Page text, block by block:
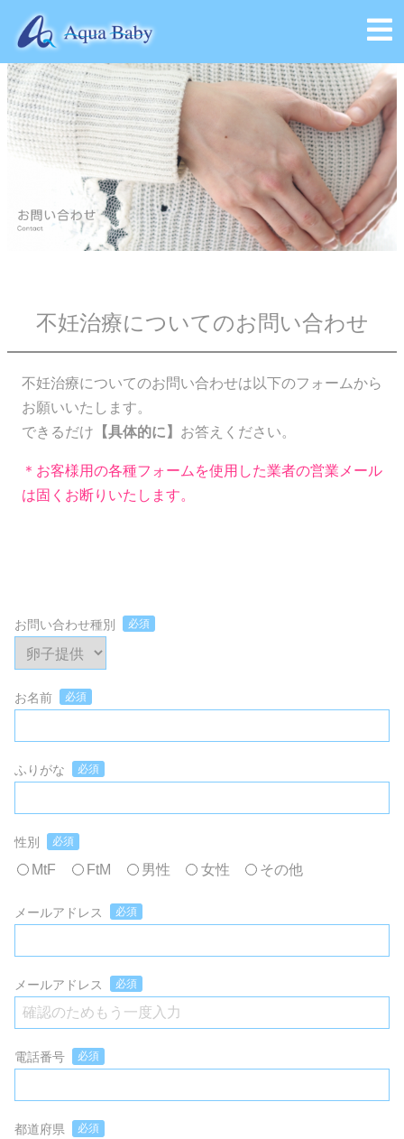
会社概要
不妊治療についてのお問い合わせ
不妊治療についてのお問い合わせは以下のフォームから
お願いいたします。
できるだけ 【具体的に】 お答えください。
＊お客様用の各種フォームを使用した業者の営業メール
は固くお断りいたします。
お問い合わせ種別 必須
お名前 必須
ふりがな 必須
性別 必須
MtF FtM 男性 女性 その他
メールアドレス 必須
メールアドレス 必須
電話番号 必須
都道府県 必須